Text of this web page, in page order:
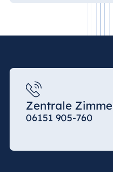
Zentrale
06151 905-760